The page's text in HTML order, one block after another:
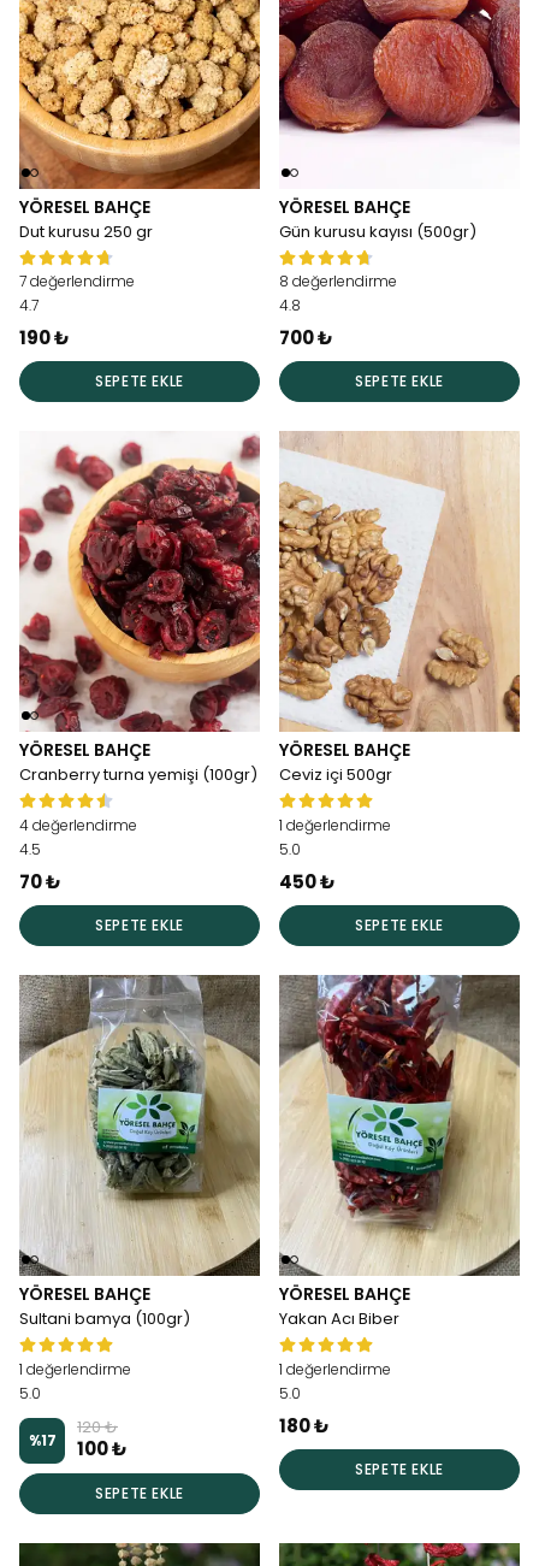
YÖRESEL BAHÇE
Dut kurusu 250 gr
7 değerlendirme
4.7
190 ₺
SEPETE EKLE
YÖRESEL BAHÇE
Gün kurusu kayısı (500gr)
8 değerlendirme
4.8
700 ₺
SEPETE EKLE
YÖRESEL BAHÇE
Cranberry turna yemişi (100gr)
4 değerlendirme
4.5
70 ₺
SEPETE EKLE
YÖRESEL BAHÇE
Ceviz içi 500gr
1 değerlendirme
5.0
450 ₺
SEPETE EKLE
YÖRESEL BAHÇE
Sultani bamya (100gr)
1 değerlendirme
5.0
%17
120 ₺
100 ₺
SEPETE EKLE
YÖRESEL BAHÇE
Yakan Acı Biber
1 değerlendirme
5.0
180 ₺
SEPETE EKLE